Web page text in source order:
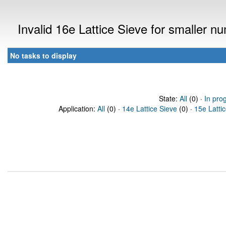
Invalid 16e Lattice Sieve for smaller
No tasks to display
State: All(0) · In
Application: All (0) · 14e Lattice Sieve (0) · 15e